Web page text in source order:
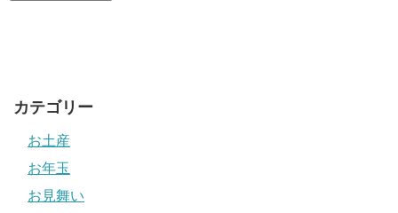
カテゴリー
お土産
お年玉
お見舞い